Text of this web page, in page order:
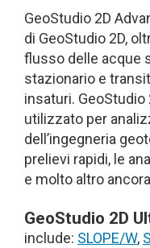
GeoStudio 2D
di GeoStudio 2D,
flusso delle acque
stazionario e
insaturi.
utilizzato per
dell’ingegneria
prelievi rapidi, le
e molto altro
GeoStudio 2D
include: SLOPE/W,